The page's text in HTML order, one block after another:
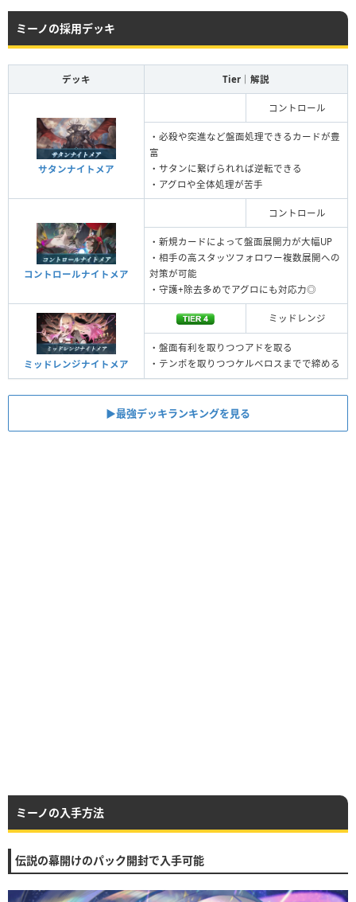
ミーノの採用デッキ
デッキ Tier｜解説
サタンナイトメア
コントロール
・必殺や突進など盤面処理できるカードが豊
富
・サタンに繋げられれば逆転できる
・アグロや全体処理が苦手
コントロールナイトメア
コントロール
・新規カードによって盤面展開力が大幅UP
・相手の高スタッツフォロワー複数展開への
対策が可能
・守護+除去多めでアグロにも対応力◎
ミッドレンジナイトメア
ミッドレンジ
・盤面有利を取りつつアドを取る
・テンポを取りつつケルベロスまでで締める
▶︎最強デッキランキングを見る
ミーノの入手方法
伝説の幕開けのパック開封で入手可能